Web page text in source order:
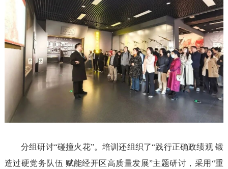
分组研讨“碰撞火花”。培训还组织了“践行正确政绩观 锻
造过硬党务队伍 赋能经开区高质量发展”主题研讨，采用“重